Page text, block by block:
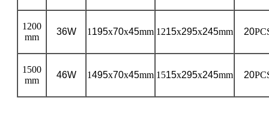
1200
mm
36W 1195x70x45mm 1215x295x245mm 20
1500
mm
46W 1495x70x45mm 1515x295x245mm 20